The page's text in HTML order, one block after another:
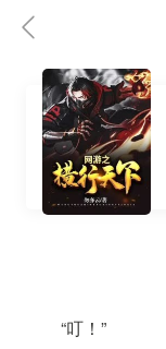
“叮！”